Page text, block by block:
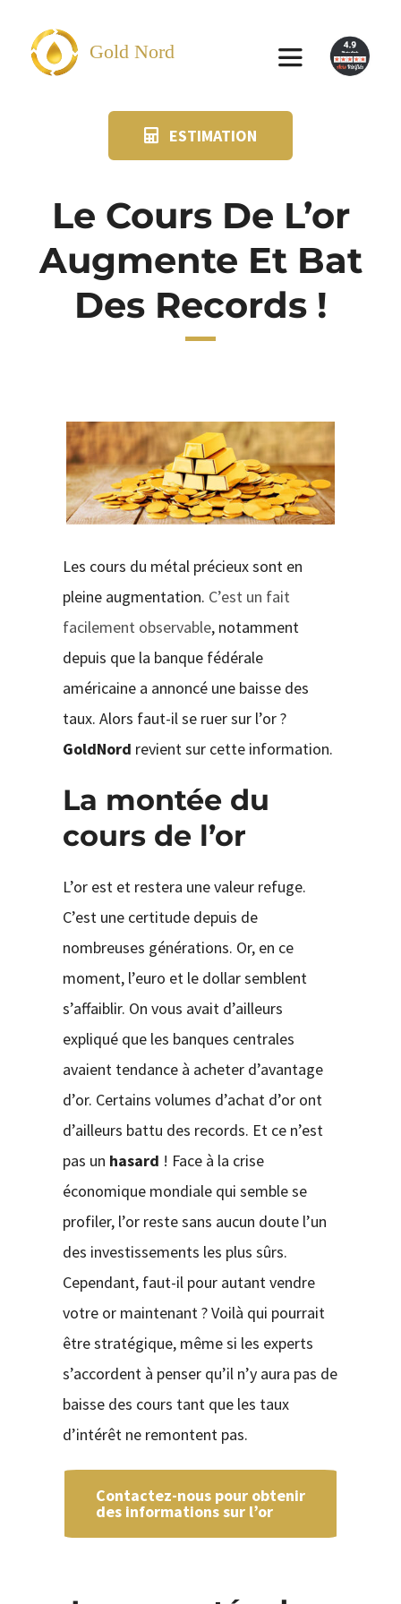
contenu
Gold Nord
Toggle
SUIVI KIT POSTAL
CONTACT
ESTIMATION
Le Cours De L’or
Augmente Et Bat
Des Records !
Les cours du métal précieux sont en
pleine augmentation. C’est un fait
facilement observable, notamment
depuis que la banque fédérale
américaine a annoncé une baisse des
taux. Alors faut-il se ruer sur l’or ?
GoldNord revient sur cette information.
La montée du
cours de l’or
L’or est et restera une valeur refuge.
C’est une certitude depuis de
nombreuses générations. Or, en ce
moment, l’euro et le dollar semblent
s’affaiblir. On vous avait d’ailleurs
expliqué que les banques centrales
avaient tendance à acheter d’avantage
d’or. Certains volumes d’achat d’or ont
d’ailleurs battu des records. Et ce n’est
pas un hasard ! Face à la crise
économique mondiale qui semble se
profiler, l’or reste sans aucun doute l’un
des investissements les plus sûrs.
Cependant, faut-il pour autant vendre
votre or maintenant ? Voilà qui pourrait
être stratégique, même si les experts
s’accordent à penser qu’il n’y aura pas de
baisse des cours tant que les taux
d’intérêt ne remontent pas.
Contactez-nous pour obtenir
des informations sur l’or